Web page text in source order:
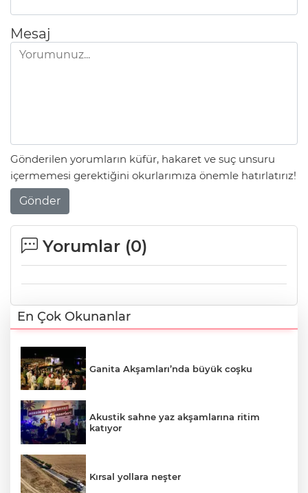
Mesaj
Gönderilen yorumların küfür, hakaret ve suç unsuru
içermemesi gerektiğini okurlarımıza önemle hatırlatırız!
Gönder
Yorumlar (0)
En Çok Okunanlar
Ganita Akşamları’nda büyük coşku
Akustik sahne yaz akşamlarına ritim
katıyor
Kırsal yollara neşter